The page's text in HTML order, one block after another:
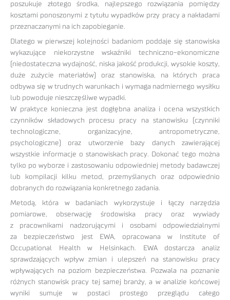
poszukuje złotego środka, najlepszego rozwiązania pomiędzy
kosztami ponoszonymi z tytułu wypadków przy pracy a nakładami
przeznaczanymi na ich zapobieganie.
Dlatego w pierwszej kolejności badaniom poddaje się stanowiska
wykazujące niekorzystne wskaźniki techniczno-ekonomiczne
(niedostateczna wydajność, niska jakość produkcji, wysokie koszty,
duże zużycie materiałów) oraz stanowiska, na których praca
odbywa się w trudnych warunkach i wymaga nadmiernego wysiłku
lub powoduje nieszczęśliwe wypadki.
W praktyce konieczna jest dogłębna analiza i ocena wszystkich
czynników składowych procesu pracy na stanowisku (czynniki
technologiczne, organizacyjne, antropometryczne,
psychologiczne) oraz utworzenie bazy danych zawierającej
wszystkie informacje o stanowiskach pracy. Dokonać tego można
tylko po wyborze i zastosowaniu odpowiedniej metody badawczej
lub kompilacji kilku metod, przemyślanych oraz odpowiednio
dobranych do rozwiązania konkretnego zadania.
Metodą, która w badaniach wykorzystuje i łączy narzędzia
pomiarowe, obserwację środowiska pracy oraz wywiady
z pracownikami nadzorującymi i osobami odpowiedzialnymi
za bezpieczeństwo jest EWA, opracowana w Institute of
Occupational Health w Helsinkach. EWA dostarcza analiz
sprawdzających wpływ zmian i ulepszeń na stanowisku pracy
wpływających na poziom bezpieczeństwa. Pozwala na poznanie
różnych stanowisk pracy tej samej branży, a w analizie końcowej
wyniki sumuje w postaci prostego przeglądu całego